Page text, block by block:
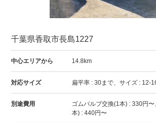
千葉県香取市長島1227
中心エリアから 14.8km
対応サイズ 扁平率 : 30まで、サイズ : 12-
別途費用
ゴムバルブ交換(1本) : 330円
本) : 440円〜